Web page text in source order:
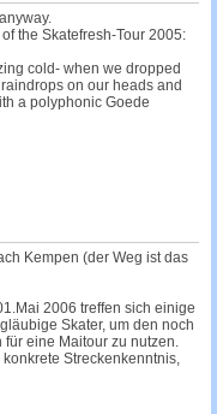
the Skatefresh-Tour 2005:
cold- when we dropped
on our heads and
a polyphonic Goede
Kempen (der Weg ist das
2006 treffen sich einige
Skater, um den noch
eine Maitour zu nutzen.
Streckenkenntnis,